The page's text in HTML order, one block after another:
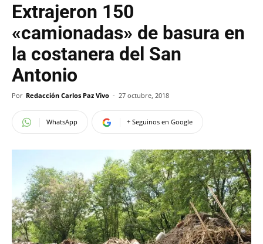
Extrajeron 150
«camionadas» de basura en
la costanera del San
Antonio
Por Redacción Carlos Paz Vivo - 27 octubre, 2018
WhatsApp + Seguinos en Google